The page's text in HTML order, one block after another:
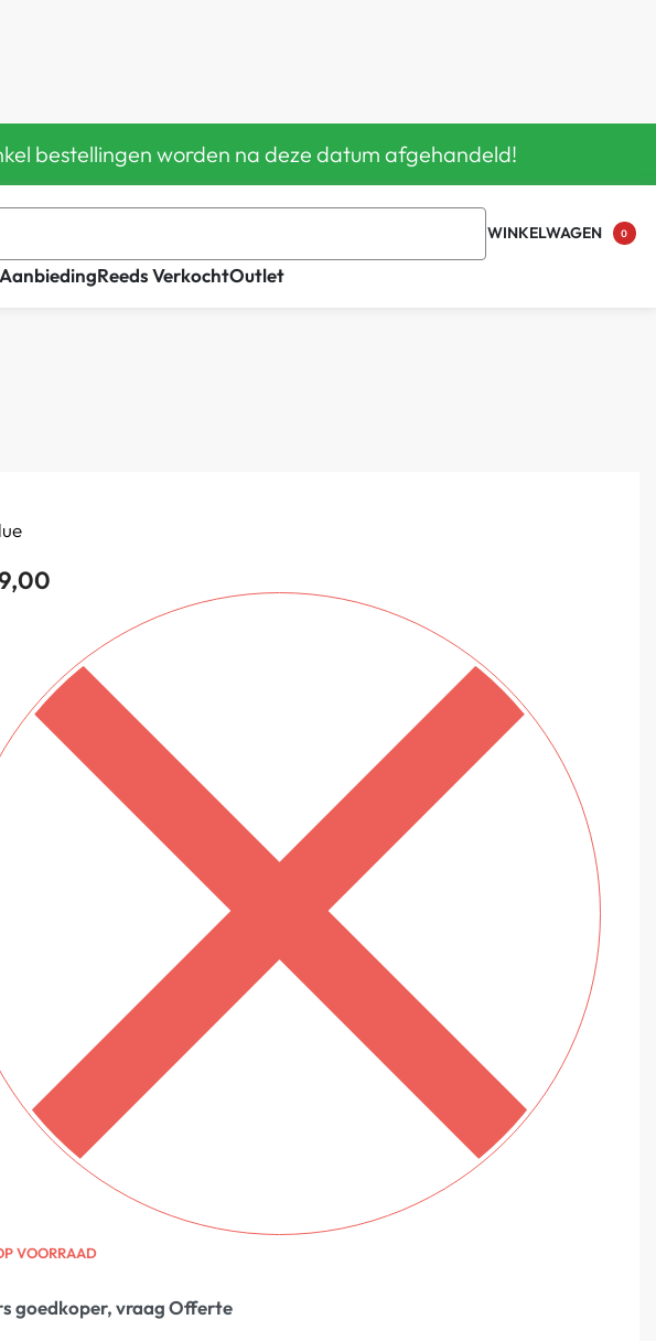
bestellingen worden na deze datum afgehandeld!
WINKELWAGEN 0
Reeds VerkochtOutlet
VOORRAAD
goedkoper, vraag Offerte